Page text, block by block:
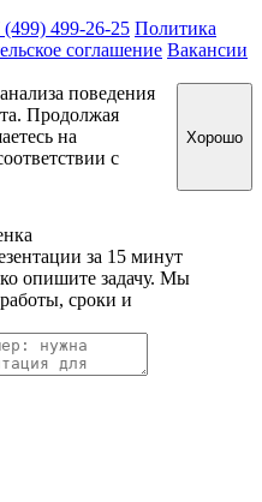
(499) 499-26-25 Политика
соглашение Вакансии
поведения
Продолжая
на
с
Хорошо
за 15 минут
опишите задачу. Мы
сроки и